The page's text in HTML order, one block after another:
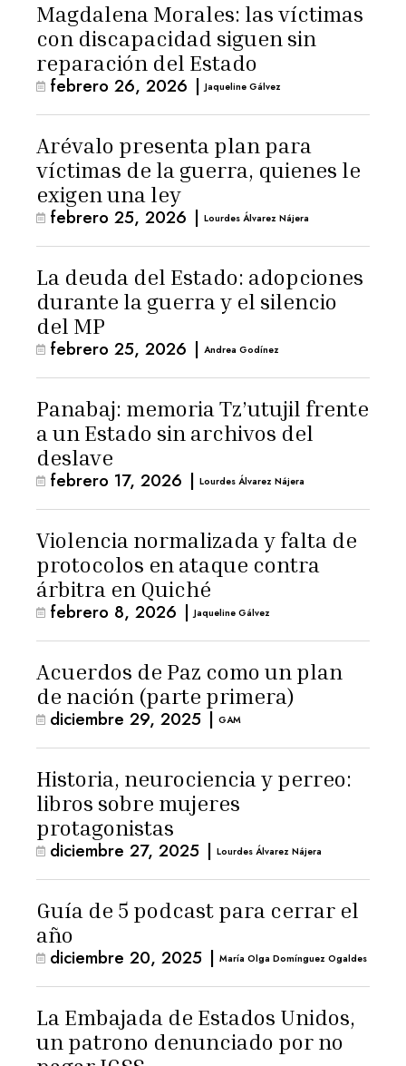
Magdalena Morales: las víctimas
con discapacidad siguen sin
reparación del Estado
febrero 26, 2026 | Jaqueline Gálvez
Arévalo presenta plan para
víctimas de la guerra, quienes le
exigen una ley
febrero 25, 2026 | Lourdes Álvarez Nájera
La deuda del Estado: adopciones
durante la guerra y el silencio
del MP
febrero 25, 2026 | Andrea Godínez
Panabaj: memoria Tz’utujil frente
a un Estado sin archivos del
deslave
febrero 17, 2026 | Lourdes Álvarez Nájera
Violencia normalizada y falta de
protocolos en ataque contra
árbitra en Quiché
febrero 8, 2026 | Jaqueline Gálvez
Acuerdos de Paz como un plan
de nación (parte primera)
diciembre 29, 2025 | GAM
Historia, neurociencia y perreo:
libros sobre mujeres
protagonistas
diciembre 27, 2025 | Lourdes Álvarez Nájera
Guía de 5 podcast para cerrar el
año
diciembre 20, 2025 | María Olga Domínguez Ogaldes
La Embajada de Estados Unidos,
un patrono denunciado por no